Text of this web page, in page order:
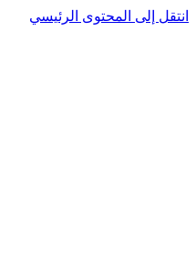
إلى المحتوى الرئيسي